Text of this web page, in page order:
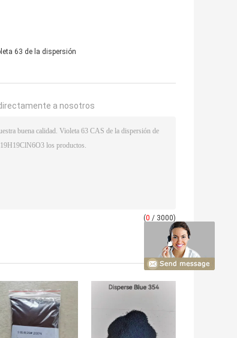
63 de la dispersión
a nosotros
(0 / 3000)